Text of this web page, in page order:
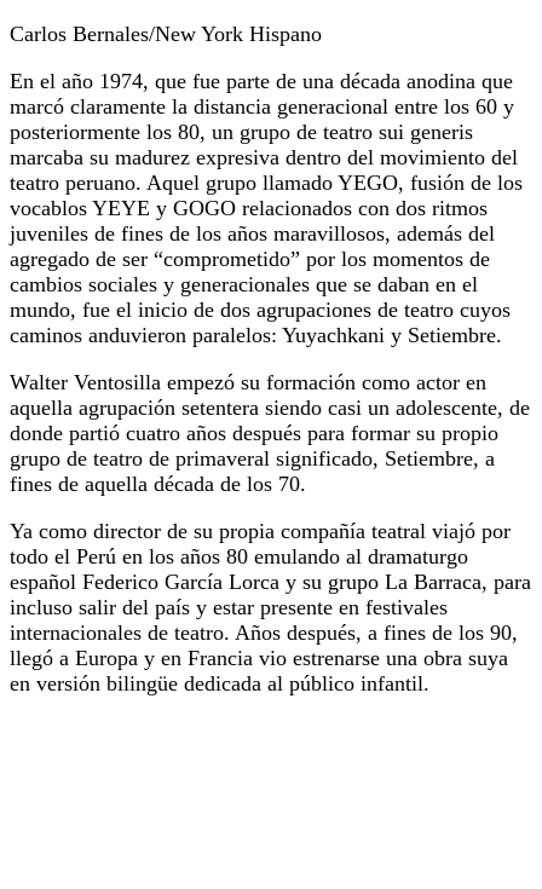
Carlos Bernales/New York Hispano
En el año 1974, que fue parte de una década anodina que
marcó claramente la distancia generacional entre los 60 y
posteriormente los 80, un grupo de teatro sui generis
marcaba su madurez expresiva dentro del movimiento del
teatro peruano. Aquel grupo llamado YEGO, fusión de los
vocablos YEYE y GOGO relacionados con dos ritmos
juveniles de fines de los años maravillosos, además del
agregado de ser “comprometido” por los momentos de
cambios sociales y generacionales que se daban en el
mundo, fue el inicio de dos agrupaciones de teatro cuyos
caminos anduvieron paralelos: Yuyachkani y Setiembre.
Walter Ventosilla empezó su formación como actor en
aquella agrupación setentera siendo casi un adolescente, de
donde partió cuatro años después para formar su propio
grupo de teatro de primaveral significado, Setiembre, a
fines de aquella década de los 70.
Ya como director de su propia compañía teatral viajó por
todo el Perú en los años 80 emulando al dramaturgo
español Federico García Lorca y su grupo La Barraca, para
incluso salir del país y estar presente en festivales
internacionales de teatro. Años después, a fines de los 90,
llegó a Europa y en Francia vio estrenarse una obra suya
en versión bilingüe dedicada al público infantil.